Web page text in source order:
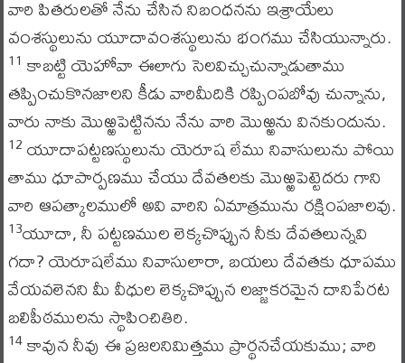
వారి పితరులతో నేను చేసిన నిబంధనను ఇశ్రాయేలు
వంశస్థులును యూదావంశస్థులును భంగము చేసియున్నారు.
11 కాబట్టి యెహోవా ఈలాగు సెలవిచ్చుచున్నాడుతాము
తప్పించుకొనజాలని కీడు వారిమీదికి రప్పింపబోవు చున్నాను,
వారు నాకు మొఱ్ఱపెట్టినను నేను వారి మొఱ్ఱను వినకుందును.
12 యూదాపట్టణస్థులును యెరూష లేము నివాసులును పోయి
తాము ధూపార్పణము చేయు దేవతలకు మొఱ్ఱపెట్టెదరు గాని
వారి ఆపత్కాలములో అవి వారిని ఏమాత్రమును రక్షింపజాలవు.
13యూదా, నీ పట్టణముల లెక్కచొప్పున నీకు దేవతలున్నవి
గదా? యెరూషలేము నివాసులారా, బయలు దేవతకు ధూపము
వేయవలెనని మీ వీధుల లెక్కచొప్పున లజ్జాకరమైన దానిపేరట
బలిపీఠములను స్థాపించితిరి.
14కావున నీవు ఈ ప్రజలనిమిత్తము ప్రార్థనచేయకుము; వారి